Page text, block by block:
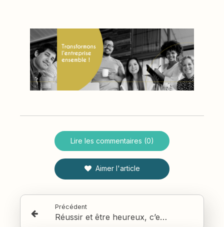
Lire les commentaires (0)
Aimer l'article
Précédent
Réussir et être heureux, c’est possible ! Dans toutes formes d’activités.